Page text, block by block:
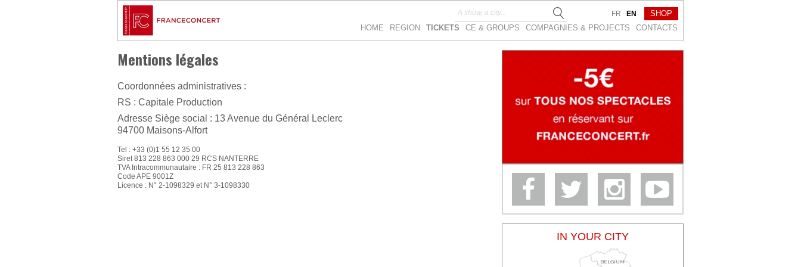
HOME REGION TICKETS CE & GROUPS COMPAGNIES & PROJEСTS CONTACTS
FR EN SHOP
IN YOUR CITY
BELGIUM
Mentions légales
Coordonnées administratives :
RS : Capitale Production
Adresse Siège social : 13 Avenue du Général Leclerc
94700 Maisons-Alfort
Tel : +33 (0)1 55 12 35 00
Siret 813 228 863 000 29 RCS NANTERRE
TVA Intracommunautaire : FR 25 813 228 863
Code APE 9001Z
Licence : N° 2-1098329 et N° 3-1098330